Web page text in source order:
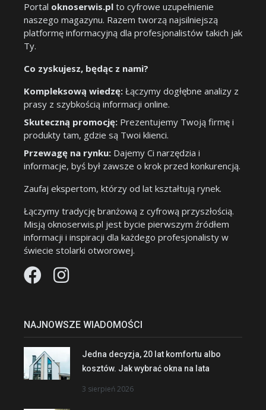
Portal oknoserwis.pl to cyfrowe uzupełnienie
naszego magazynu. Razem tworzą najsilniejszą
platformę informacyjną dla profesjonalistów takich jak
Ty.
Co zyskujesz, będąc z nami?
Kompleksową wiedzę: Łączymy dogłębne analizy z
prasy z szybkością informacji online.
Skuteczną promocję: Prezentujemy Twoją firmę i
produkty tam, gdzie są Twoi klienci.
Przewagę na rynku: Dajemy Ci narzędzia i
informacje, byś był zawsze o krok przed konkurencją.
Zaufaj ekspertom, którzy od lat kształtują rynek.
Łączymy tradycję branżową z cyfrową przyszłością.
Misją oknoserwis.pl jest bycie pierwszym źródłem
informacji i inspiracji dla każdego profesjonalisty w
świecie stolarki otworowej.
NAJNOWSZE WIADOMOŚCI
Jedna decyzja, 20 lat komfortu albo
kosztów. Jak wybrać okna na lata
3 sierpień 2026